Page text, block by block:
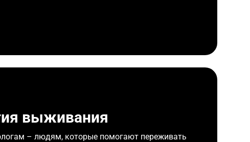
выживания
– людям, которые помогают переживать